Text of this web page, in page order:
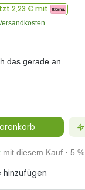
2,23 € mit
das gerade an
mit diesem Kauf · 5 %
hinzufügen